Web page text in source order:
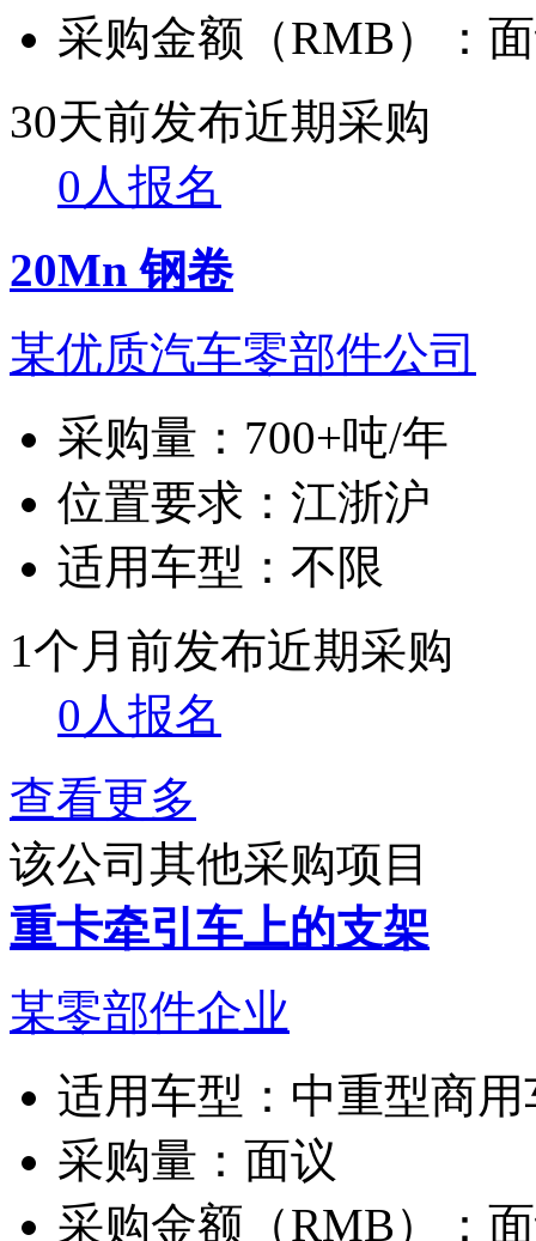
采购金额（RMB）：
30天前发布近期采购
0人报名
20Mn 钢卷
某优质汽车零部件公司
采购量： 700+吨/年
位置要求： 江浙沪
适用车型： 不限
1个月前发布近期采购
0人报名
查看更多
该公司其他采购项目
重卡牵引车上的支架
某零部件企业
适用车型： 中重型商
采购量： 面议
采购金额（RMB）：